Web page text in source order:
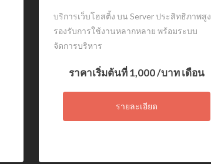
บริการเว็บโฮสติ้ง บน Server ประสิทธิภาพสูง
รองรับการใช้งานหลากหลาย พร้อมระบบ
จัดการบริหาร
ราคาเริ่มต้นที่1,000/บาท เดือน
รายละเอียด